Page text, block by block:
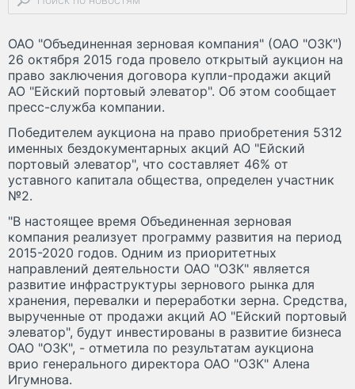
ОАО "Объединенная зерновая компания" (ОАО "ОЗК")
26 октября 2015 года провело открытый аукцион на
право заключения договора купли-продажи акций
АО "Ейский портовый элеватор". Об этом сообщает
пресс-служба компании.
Победителем аукциона на право приобретения 5312
именных бездокументарных акций АО "Ейский
портовый элеватор", что составляет 46% от
уставного капитала общества, определен участник
№2.
"В настоящее время Объединенная зерновая
компания реализует программу развития на период
2015-2020 годов. Одним из приоритетных
направлений деятельности ОАО "ОЗК" является
развитие инфраструктуры зернового рынка для
хранения, перевалки и переработки зерна. Средства,
вырученные от продажи акций АО "Ейский портовый
элеватор", будут инвестированы в развитие бизнеса
ОАО "ОЗК", - отметила по результатам аукциона
врио генерального директора ОАО "ОЗК" Алена
Игумнова.